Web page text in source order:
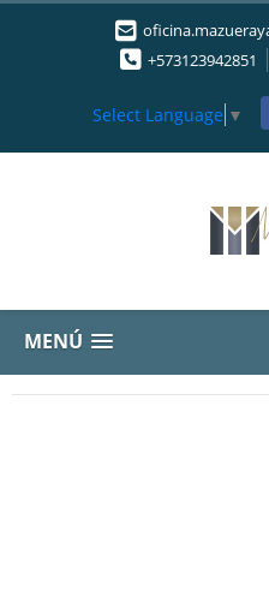
+573123942851
Select Language ▼
MENÚ